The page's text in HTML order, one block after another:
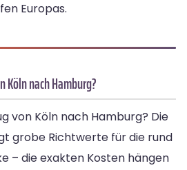
Europas.
Köln nach Hamburg?
von Köln nach Hamburg? Die
grobe Richtwerte für die rund
– die exakten Kosten hängen